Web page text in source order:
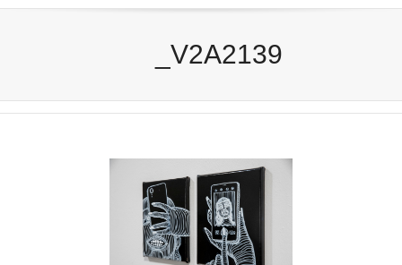
_V2A2139